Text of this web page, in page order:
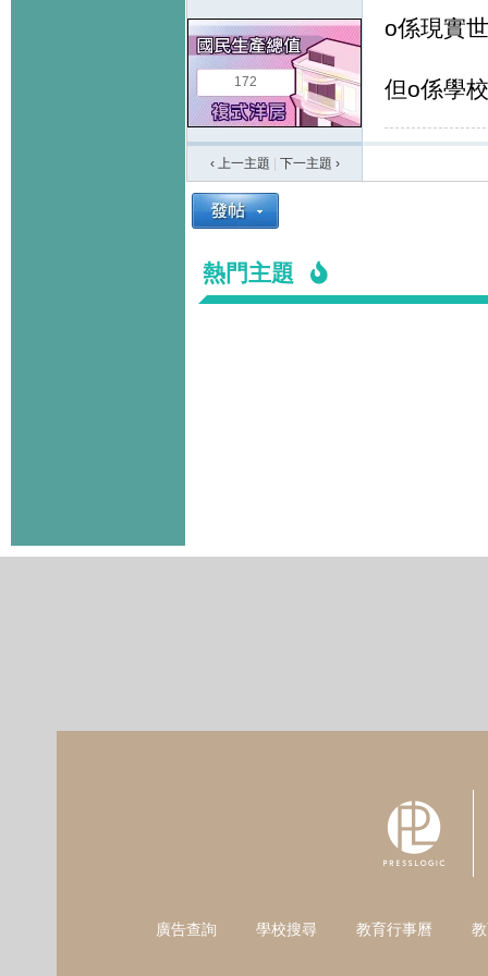
172
o係現實
但o係學
‹ 上一主題 下一主題 ›
熱門主題
廣告查詢 學校搜尋 教育行事曆